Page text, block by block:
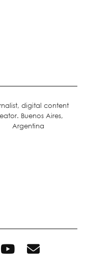
digital content
Buenos Aires,
Argentina